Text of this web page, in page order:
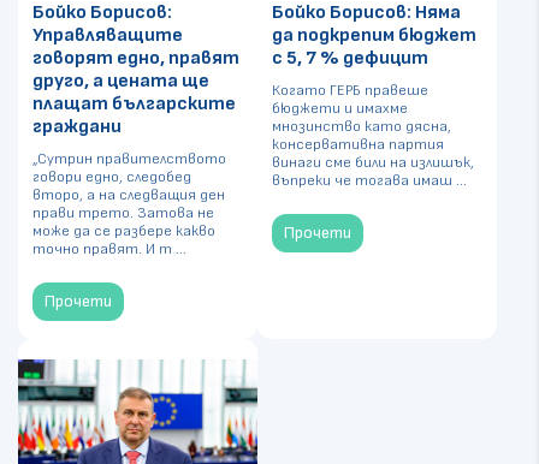
Бойко Борисов:
Управляващите
говорят едно, правят
друго, а цената ще
плащат българските
граждани
„Сутрин правителството
говори едно, следобед
второ, а на следващия ден
прави трето. Затова не
може да се разбере какво
точно правят. И т ...
Прочети
Бойко Борисов: Няма
да подкрепим бюджет
с 5, 7 % дефицит
Когато ГЕРБ правеше
бюджети и имахме
мнозинство като дясна,
консервативна партия
винаги сме били на излишък,
въпреки че тогава имаш ...
Прочети